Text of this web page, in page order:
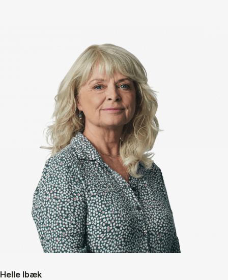
Helle Ibæk